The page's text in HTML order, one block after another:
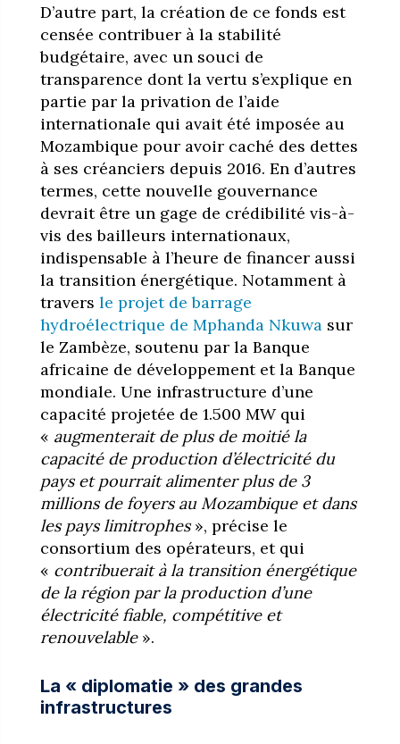
D’autre part, la création de ce fonds est
censée contribuer à la stabilité
budgétaire, avec un souci de
transparence dont la vertu s’explique en
partie par la privation de l’aide
internationale qui avait été imposée au
Mozambique pour avoir caché des dettes
à ses créanciers depuis 2016. En d’autres
termes, cette nouvelle gouvernance
devrait être un gage de crédibilité vis-à-
vis des bailleurs internationaux,
indispensable à l’heure de financer aussi
la transition énergétique. Notamment à
travers le projet de barrage
hydroélectrique de Mphanda Nkuwasur
le Zambèze, soutenu par la Banque
africaine de développement et la Banque
mondiale. Une infrastructure d’une
capacité projetée de 1.500 MW qui
« augmenterait de plus de moitié la
capacité de production d’électricité du
pays et pourrait alimenter plus de 3
millions de foyers au Mozambique et dans
les pays limitrophes», précise le
consortium des opérateurs, et qui
« contribuerait à la transition énergétique
de la région par la production d’une
électricité fiable, compétitive et
renouvelable ».
La « diplomatie » des grandes
infrastructures